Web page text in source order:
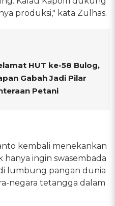
produksi," kata Zulhas.
HUT ke-58 Bulog,
Gabah Jadi Pilar
Petani
kembali menekankan
ingin swasembada
lumbung pangan dunia
negara tetangga dalam